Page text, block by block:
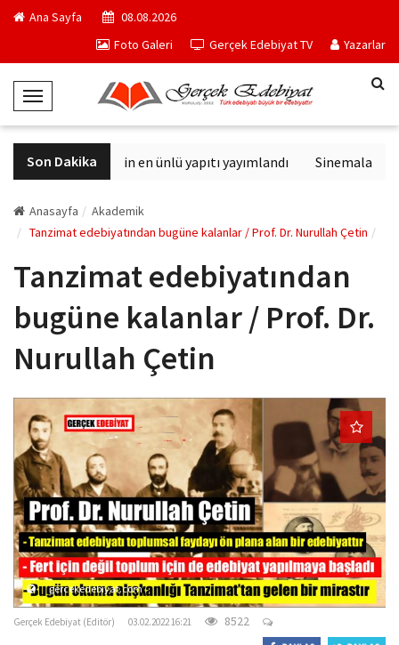
Ana Sayfa
08.08.2026
Foto Galeri
Gerçek Edebiyat TV Yazarlar
T
o
g
g
e
N
v
g
t
o
n
Son Dakika
Philip K. Dick'in en ünlü yapıtı yayımlandı Sinemalarda
Anasayfa
Akademik
Tanzimat edebiyatından bugüne kalanlar / Prof. Dr. Nurullah Çetin
Tanzimat edebiyatından
bugüne kalanlar / Prof. Dr.
Nurullah Çetin
gercekedebiyat.com
Gerçek Edebiyat (Editör) 03.02.2022 16:21 8522